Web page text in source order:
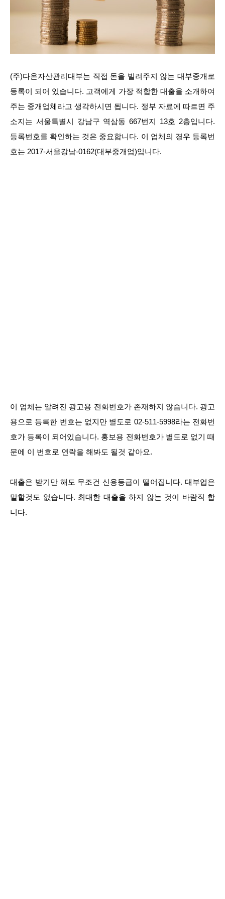
(주)다온자산관리대부는 직접 돈을 빌려주지 않는 대부중개로
등록이 되어 있습니다. 고객에게 가장 적합한 대출을 소개하여
주는 중개업체라고 생각하시면 됩니다. 정부 자료에 따르면 주
소지는 서울특별시 강남구 역삼동 667번지 13호 2층입니다.
등록번호를 확인하는 것은 중요합니다. 이 업체의 경우 등록번
호는 2017-서울강남-0162(대부중개업)입니다.
이 업체는 알려진 광고용 전화번호가 존재하지 않습니다. 광고
용으로 등록한 번호는 없지만 별도로 02-511-5998라는 전화번
호가 등록이 되어있습니다. 홍보용 전화번호가 별도로 없기 때
문에 이 번호로 연락을 해봐도 될것 같아요.
대출은 받기만 해도 무조건 신용등급이 떨어집니다. 대부업은
말할것도 없습니다. 최대한 대출을 하지 않는 것이 바람직 합
니다.